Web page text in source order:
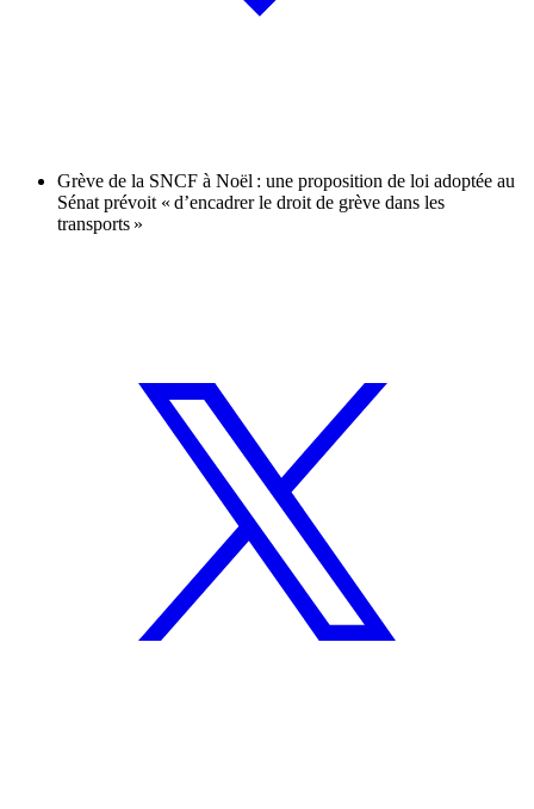
Grève de la SNCF à Noël : une proposition de loi adoptée au
Sénat prévoit « d’encadrer le droit de grève dans les
transports »